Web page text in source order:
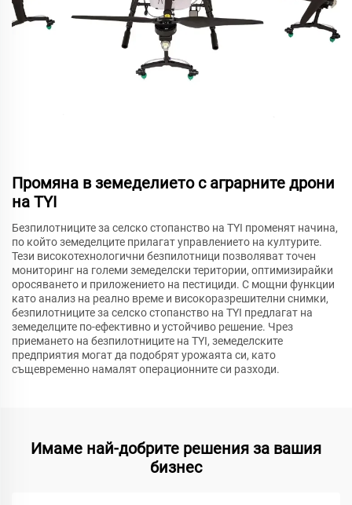
Промяна в земеделието с аграрните дрони
на TYI
Безпилотниците за селско стопанство на TYI променят начина,
по който земеделците прилагат управлението на културите.
Тези високотехнологични безпилотници позволяват точен
мониторинг на големи земеделски територии, оптимизирайки
оросяването и приложението на пестициди. С мощни функции
като анализ на реално време и високоразрешителни снимки,
безпилотниците за селско стопанство на TYI предлагат на
земеделците по-ефективно и устойчиво решение. Чрез
приемането на безпилотниците на TYI, земеделските
предприятия могат да подобрят урожаята си, като
същевременно намалят операционните си разходи.
Имаме най-добрите решения за вашия
бизнес